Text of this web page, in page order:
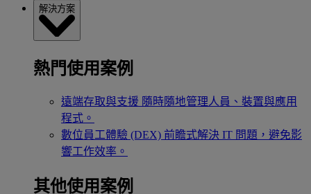
解決方案
熱門使用案例
遠端存取與支援 隨時隨地管理人員、裝置與應用
程式。
數位員工體驗 (DEX) 前瞻式解決 IT 問題，避免影
響工作效率。
其他使用案例